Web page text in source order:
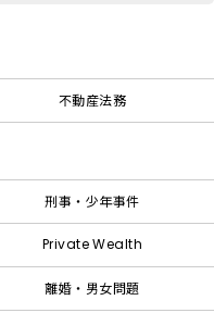
不動産法務
刑事・少年事件
Private Wealth
離婚・男女問題